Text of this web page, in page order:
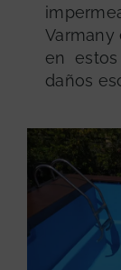
Varmany
en
daños